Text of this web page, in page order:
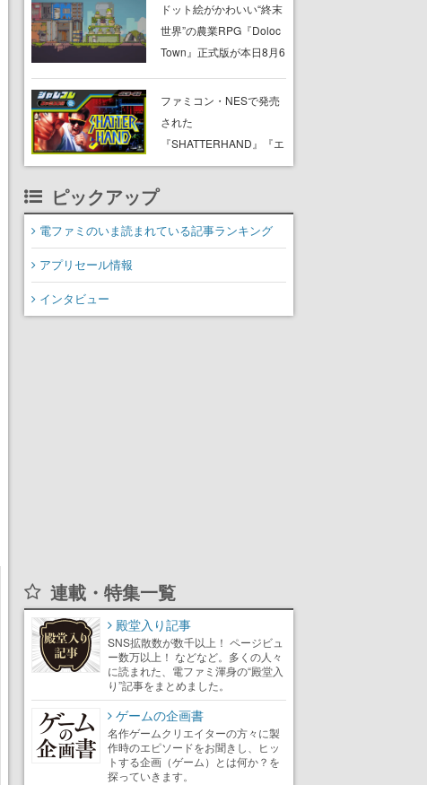
ドット絵がかわいい“終末
世界”の農業RPG『Doloc
Town』正式版が本日8月6
農業で少しずつ再生させ
つつ、建築・釣り・畜
産・冒険も楽しめる
ファミコン・NESで発売
された
『SHATTERHAND』『エ
スパ冒険隊 魔王の砦』
Nintendo Switchで復刻。
「ジャレコレ」シリーズ
ピックアップ
電ファミのいま読まれている記事ランキング
アプリセール情報
インタビュー
連載・特集一覧
殿堂入り記事
SNS拡散数が数千以上！ ページビュ
ー数万以上！ などなど。多くの人々
に読まれた、電ファミ渾身の“殿堂入
り”記事をまとめました。
ゲームの企画書
名作ゲームクリエイターの方々に製
作時のエピソードをお聞きし、ヒッ
トする企画（ゲーム）とは何か？を
探っていきます。